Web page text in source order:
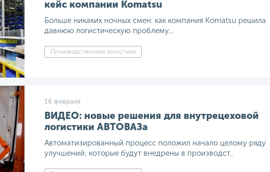
кейс компании Komatsu
Больше никаких ночных смен: как компания Komatsu решила
давнюю логистическую проблему...
Производственная логистика
16 февраля
ВИДЕО: новые решения для внутрецеховой
логистики АВТОВАЗа
Автоматизированный процесс положил начало целому ряду
улучшений, которые будут внедрены в производст..